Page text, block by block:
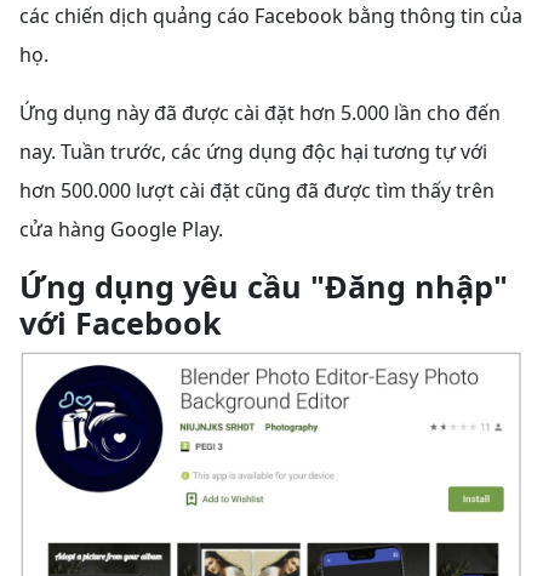
các chiến dịch quảng cáo Facebook bằng thông tin của
họ.
Ứng dụng này đã được cài đặt hơn 5.000 lần cho đến
nay. Tuần trước, các ứng dụng độc hại tương tự với
hơn 500.000 lượt cài đặt cũng đã được tìm thấy trên
cửa hàng Google Play.
Ứng dụng yêu cầu "Đăng nhập"
với Facebook